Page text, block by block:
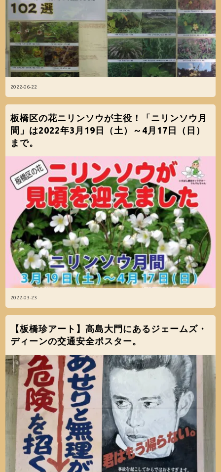
2022-06-22
2022-03-23
板橋区の花ニリンソウが主役！「ニリンソウ月
間」は2022年3月19日（土）～4月17日（日）
まで。
【板橋珍アート】高島大門にあるジェームズ・
ディーンの交通安全ポスター。